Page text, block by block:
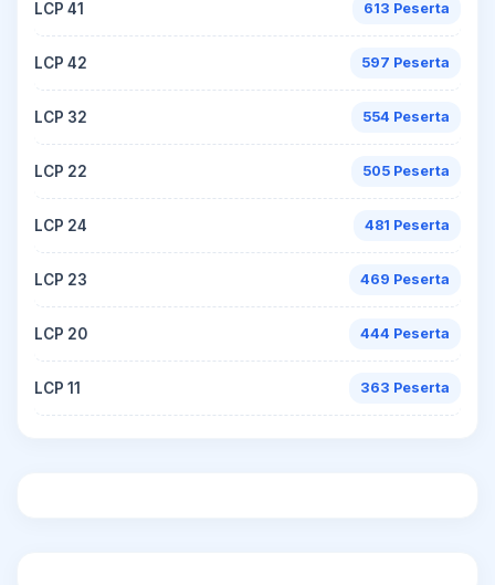
LCP 41 613 Peserta
LCP 42 597 Peserta
LCP 32 554 Peserta
LCP 22 505 Peserta
LCP 24 481 Peserta
LCP 23 469 Peserta
LCP 20 444 Peserta
LCP 11 363 Peserta